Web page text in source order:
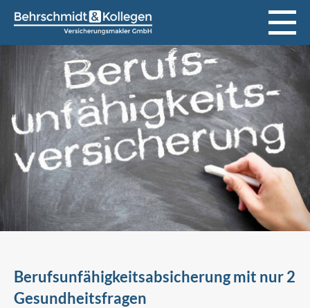
Berufsunfähigkeitsabsicherung mit nur 2
Gesundheitsfragen